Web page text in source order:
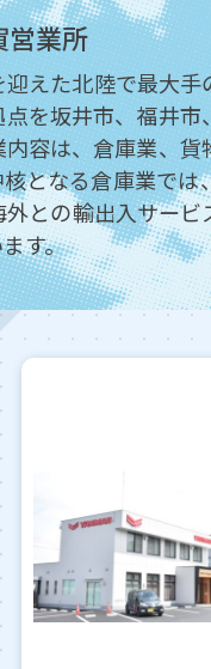
営業所
えた北陸で最大手
を坂井市、福井
容は、倉庫業、
となる倉庫業では
との輸出入サービ
す。